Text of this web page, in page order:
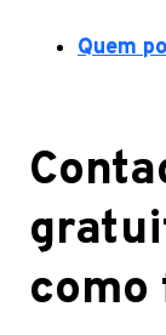
Quem
como